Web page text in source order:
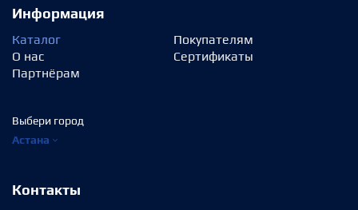
Информация
Каталог
О нас
Партнёрам
Покупателям
Сертификаты
Выбери город
Астана
Контакты